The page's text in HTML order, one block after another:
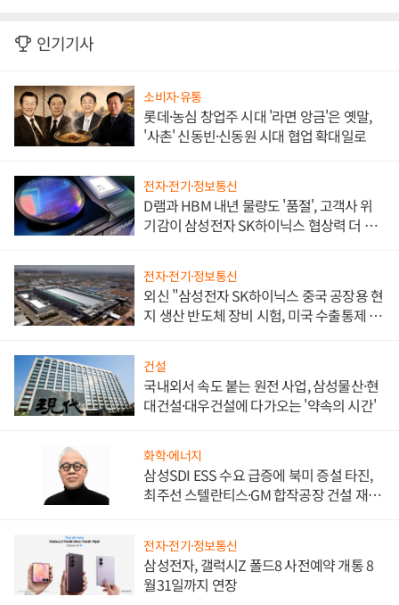
인기기사
소비자·유통
롯데·농심 창업주 시대 '라면 앙금'은 옛말,
'사촌' 신동빈·신동원 시대 협업 확대일로
전자·전기·정보통신
D램과 HBM 내년 물량도 '품절', 고객사 위
기감이 삼성전자 SK하이닉스 협상력 더 키
전자·전기·정보통신
외신 "삼성전자 SK하이닉스 중국 공장용 현
지 생산 반도체 장비 시험, 미국 수출통제 대
건설
국내외서 속도 붙는 원전 사업, 삼성물산·현
대건설·대우건설에 다가오는 '약속의 시간'
화학·에너지
삼성SDI ESS 수요 급증에 북미 증설 타진,
최주선 스텔란티스·GM 합작공장 건설 재추
전자·전기·정보통신
삼성전자, 갤럭시Z 폴드8 사전예약 개통 8
월31일까지 연장